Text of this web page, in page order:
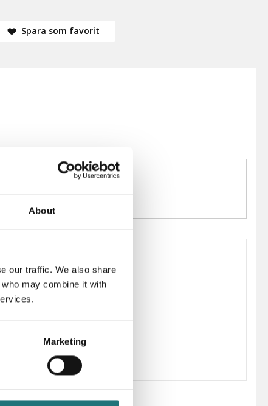
About
our traffic. We also share
may combine it with
Marketing
Spara som favorit
Arne Jacobsen